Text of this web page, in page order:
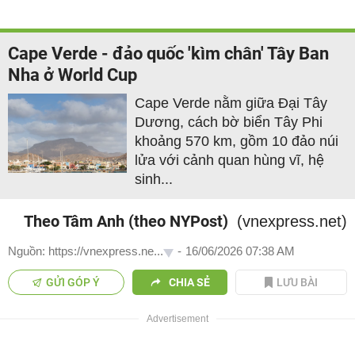
Cape Verde - đảo quốc 'kìm chân' Tây Ban
Nha ở World Cup
Cape Verde nằm giữa Đại Tây
Dương, cách bờ biển Tây Phi
khoảng 570 km, gồm 10 đảo núi
lửa với cảnh quan hùng vĩ, hệ
sinh...
Theo Tâm Anh (theo NYPost) (vnexpress.net)
Nguồn: https://vnexpress.ne... - 16/06/2026 07:38 AM
GỬI GÓP Ý CHIA SẺ LƯU BÀI